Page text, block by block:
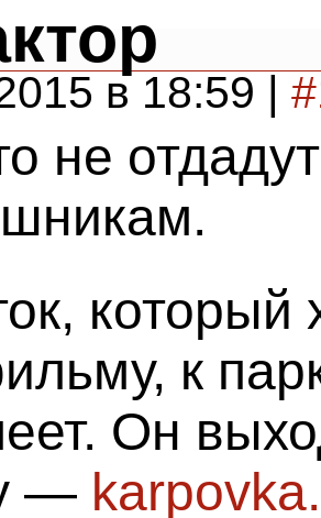
в 18:59 |
не
который
к
Он
—